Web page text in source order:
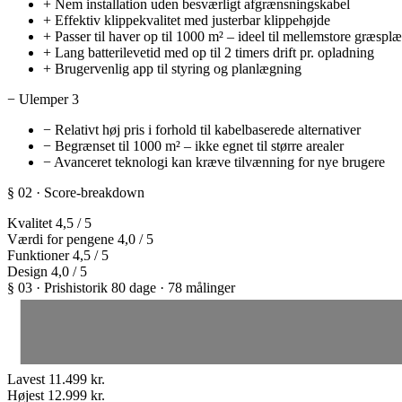
+ Nem installation uden besværligt afgrænsningskabel
+ Effektiv klippekvalitet med justerbar klippehøjde
+ Passer til haver op til 1000 m² – ideel til mellemstore
+ Lang batterilevetid med op til 2 timers drift pr. opladning
+ Brugervenlig app til styring og planlægning
− Ulemper 3
− Relativt høj pris i forhold til kabelbaserede alternativer
− Begrænset til 1000 m² – ikke egnet til større arealer
− Avanceret teknologi kan kræve tilvænning for nye brugere
§ 02 · Score-breakdown
Kvalitet 4,5 / 5
Værdi for pengene 4,0 / 5
Funktioner 4,5 / 5
Design 4,0 / 5
§ 03 · Prishistorik 80 dage · 78 målinger
Lavest 11.499 kr.
Højest 12.999 kr.